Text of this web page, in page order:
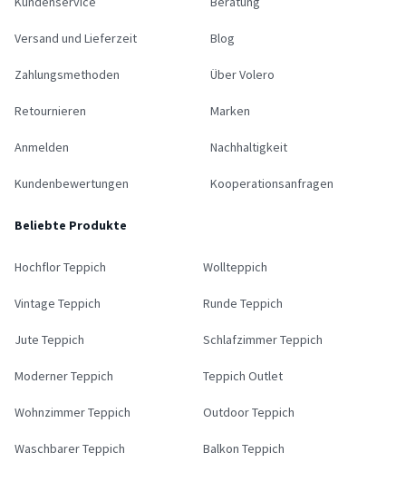
Versand und Lieferzeit
Zahlungsmethoden
Retournieren
Anmelden
Kundenbewertungen
Blog
Über Volero
Marken
Nachhaltigkeit
Kooperationsanfragen
Beliebte Produkte
Hochflor Teppich Wollteppich
Vintage Teppich Runde Teppich
Jute Teppich Schlafzimmer Teppich
Moderner Teppich Teppich Outlet
Wohnzimmer Teppich Outdoor Teppich
Waschbarer Teppich Balkon Teppich